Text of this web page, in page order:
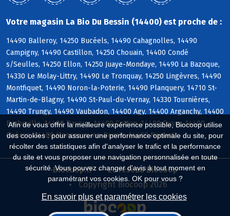
Afin de vous offrir la meilleure expérience possible, Biocoop utilise
des cookies : pour assurer une performance optimale du site, pour
récolter des statistiques afin d'analyser le trafic et la performance
du site et vous proposer une navigation personnalisée en toute
sécurité. Vous pouvez changer d'avis à tout moment en
paramétrant vos cookies. OK pour vous ?
En savoir plus et paramétrer les cookies
Votre magasin La Bio Du Bessin (14400) est proche de :
14490 Balleroy, 14250 Bucéels, 14490 Cahagnolles, 14490
Campigny, 14490 Castillon, 14250 Chouain, 14400 Condé
s/Seulles, 14250 Ellon, 14250 Juaye-Mondaye, 14490 La Bazoque,
14330 Le Molay-Littry, 14490 Le Tronquay, 14250 Lingèvres, 14490
Montfiquet, 14490 Noron-la-Poterie, 14490 Planquery, 14710 St-
Martin-de-Blagny, 14490 St-Paul-du-Vernay, 14330 Tournières,
14490 Trungy, 14490 Vaubadon, 14400 Agy, 14400 Arganchy, 14400
Barbeville, 14400 Bayeux, 14400 Cottun, 14400 Cussy, 14400
Guéron, 14400 Monceaux-en-Bessin, 14400 Nonant
Biocoop.fr
Le réseau Biocoop
Copyright Biocoop 2026